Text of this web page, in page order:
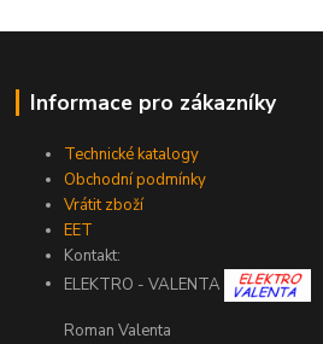
Informace pro zákazníky
Technické katalogy
Obchodní podmínky
Vrátit zboží
EET
Kontakt:
ELEKTRO - VALENTA
Roman Valenta